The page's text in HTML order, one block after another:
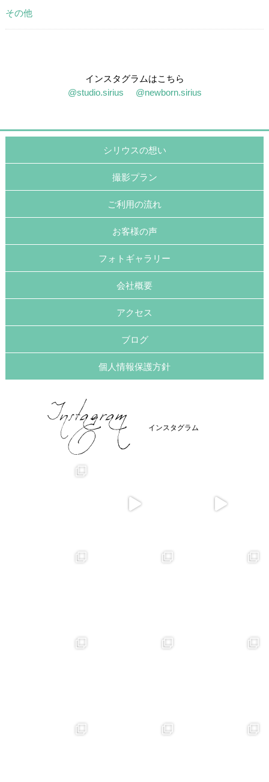
その他
インスタグラムはこちら
@studio.sirius
@newborn.sirius
シリウスの想い
撮影プラン
ご利用の流れ
お客様の声
フォトギャラリー
会社概要
アクセス
ブログ
個人情報保護方針
インスタグラム